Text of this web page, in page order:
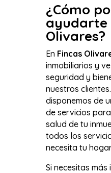
¿Cómo
ayudarte
Olivares?
En Fincas
inmobiliarios y
seguridad y
nuestros
disponemos de
de servicios
salud de tu
todos los
necesita tu
Si necesitas más